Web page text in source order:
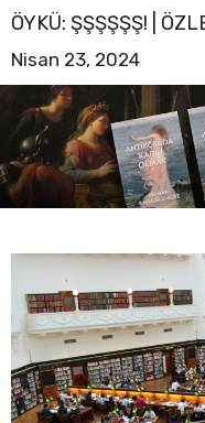
ÖYKÜ: ŞŞŞŞŞŞ! |
Nisan 23, 2024